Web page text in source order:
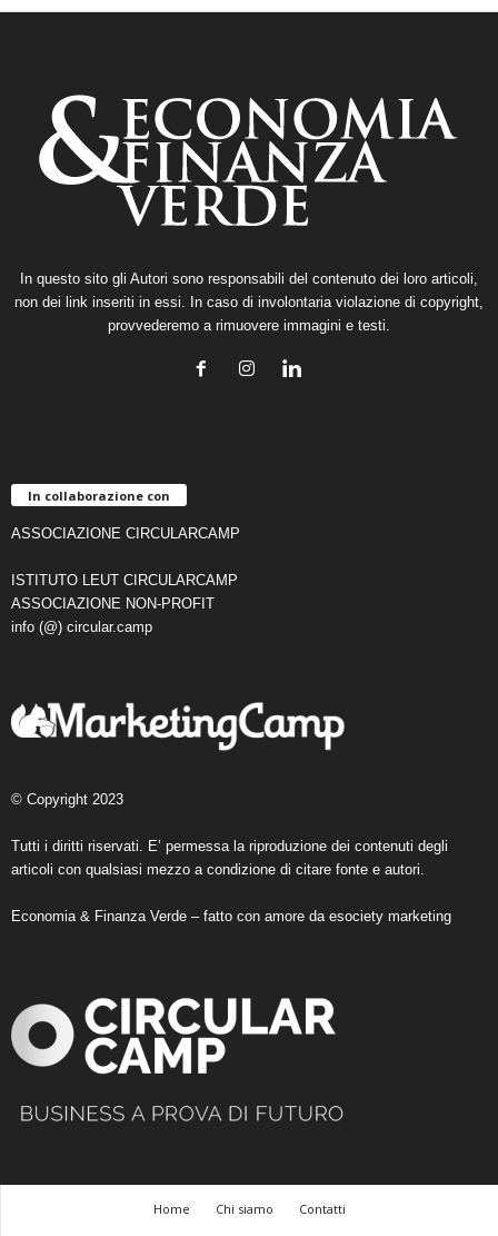
In questo sito gli Autori sono responsabili del contenuto dei loro articoli,
non dei link inseriti in essi. In caso di involontaria violazione di copyright,
provvederemo a rimuovere immagini e testi.
In collaborazione con
ASSOCIAZIONE CIRCULARCAMP
ISTITUTO LEUT CIRCULARCAMP
ASSOCIAZIONE NON-PROFIT
info (@) circular.camp
© Copyright 2023
Tutti i diritti riservati. E’ permessa la riproduzione dei contenuti degli
articoli con qualsiasi mezzo a condizione di citare fonte e autori.
Economia & Finanza Verde – fatto con amore da esociety marketing
Home Chi siamo
Contatti